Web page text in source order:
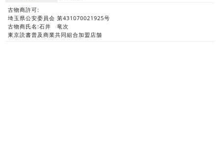
古物商許可:
埼玉県公安委員会 第431070021925号
古物商氏名:石井 竜次
東京読書普及商業共同組合加盟店舗